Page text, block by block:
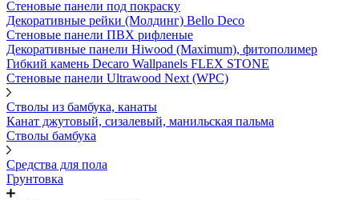
Стеновые панели под покраску
Декоративные рейки (Молдинг) Bello Deco
Стеновые панели ПВХ рифленыe
Декоративные панели Hiwood (Maximum), фитополимер
Гибкий камень Decaro Wallpanels FLEX STONE
Стеновые панели Ultrawood Next (WPC)
Стволы из бамбука, канаты
Канат джутовый, сизалевый, манильская пальма
Стволы бамбука
Средства для пола
Грунтовка